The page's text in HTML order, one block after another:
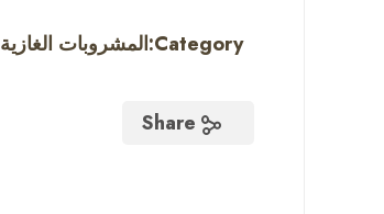
Category: المشروبات الغازية
Share